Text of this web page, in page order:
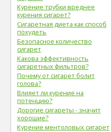
спорт в большом городе (9)
дыхательная система (8)
вредные привычки (8)
беременность (8)
опорно-двигательная
система (8)
гигиена (8)
болезни желудочно-кишечного
тракта (8)
болезни опорно-двигательной
системы, травмы (8)
инфекционные болезни (8)
болезни органов дыхания (7)
урологические болезни (7)
Курение трубки вреднее
курения сигарет?
Сигаретная диета как способ
похудеть
Безопасное количество
сигарет
Какова эффективность
сигаретных фильтров?
Почему от сигарет болит
голова?
Влияет ли курение на
потенцию?
Дорогие сигареты - значит
хорошие?
Курение ментоловых сигарет